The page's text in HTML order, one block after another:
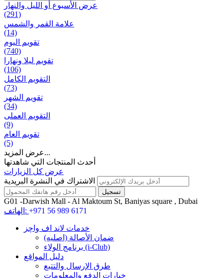
عرض الأسبوع أو الليل والنهار
(291)
علامة القمر والشمس
(14)
تقویم الیوم
(740)
تقويم ليلا ونهارا
(106)
التقويم الكامل
(73)
تقويم الشهر
(34)
التقويم العملی
(9)
تقويم العام
(5)
عرض المزيد...
أحدث المنتجات التي شاهدتها
عرض كل الزيارات
الاشتراك في النشرة البريدية
G01 -Darwish Mall - Al Maktoum St, Baniyas square , Dubai
الهاتف: +971 56 989 6171
خدمات لاند اف واچز
ضمان الأصالة (اصلیه)
برنامج الولاء (i-Club)
دليل المواقع
طرق الإرسال والتتبع
خيارات الدفع والمعلومات